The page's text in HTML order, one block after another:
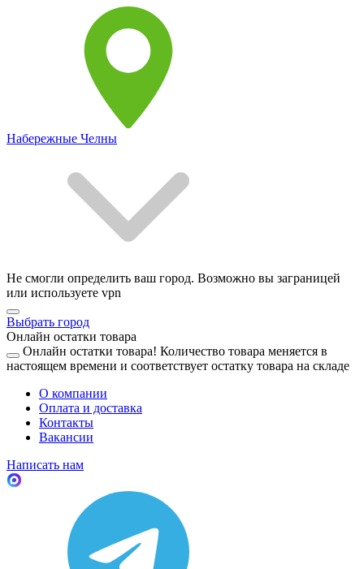
Набережные Челны
Не смогли определить ваш город. Возможно вы заграницей
или используете vpn
Выбрать город
Онлайн остатки товара
Онлайн остатки товара! Количество товара меняется в
настоящем времени и соответствует остатку товара на складе
О компании
Оплата и доставка
Контакты
Вакансии
Написать нам